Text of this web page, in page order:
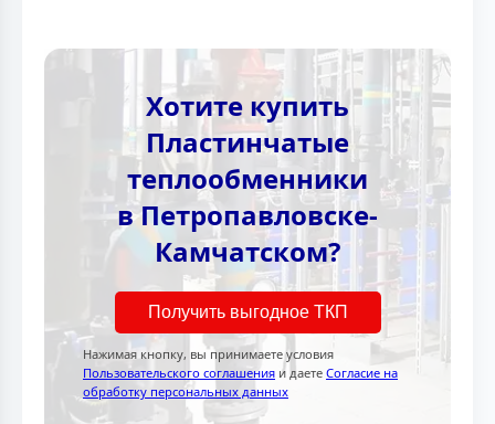
Хотите купить
Пластинчатые
теплообменники
в Петропавловске-
Камчатском?
Получить выгодное ТКП
Нажимая кнопку, вы принимаете условия
Пользовательского соглашения и даете Согласие на
обработку персональных данных